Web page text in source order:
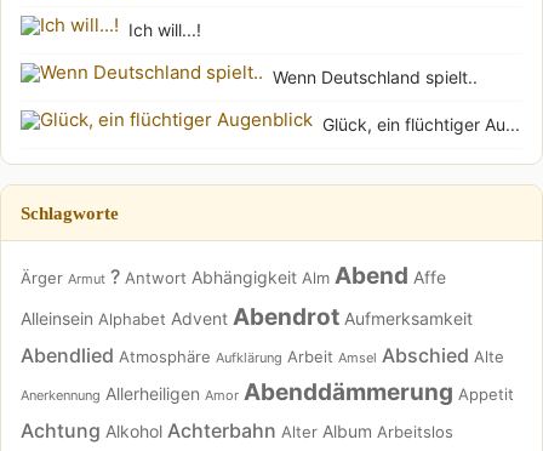
Ich will...!
Wenn Deutschland spielt..
Glück, ein flüchtiger Au...
Schlagworte
Ärger Armut ? Antwort Abhängigkeit Alm Abend Affe
Alleinsein Alphabet Advent Abendrot Aufmerksamkeit
Abendlied Atmosphäre Aufklärung Arbeit Amsel Abschied Alte
Anerkennung Allerheiligen Amor Abenddämmerung Appetit
Achtung Alkohol Achterbahn Alter Album Arbeitslos